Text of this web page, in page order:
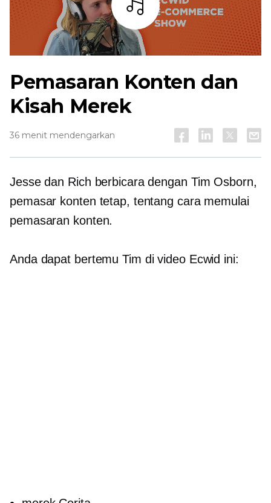
Mendengarkan
Pemasaran Konten dan
Kisah Merek
36 menit mendengarkan
Jesse dan Rich berbicara dengan Tim Osborn,
pemasar konten tetap, tentang cara memulai
pemasaran konten.
Anda dapat bertemu Tim di video Ecwid ini: